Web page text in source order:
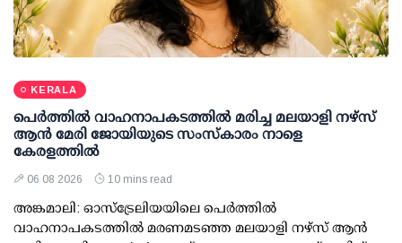
KERALA
പെർത്തിൽ വാഹനാപകടത്തിൽ മരിച്ച മലയാളി നഴ്സ്
ആൻ മേരി ജോയിയുടെ സംസ്കാരം നാളെ
കേരളത്തിൽ
06 08 2026 10 mins read
അങ്കമാലി: ഓസ്‌ട്രേലിയയിലെ പെർത്തിൽ
വാഹനാപകടത്തിൽ മരണമടഞ്ഞ മലയാളി നഴ്സ് ആൻ